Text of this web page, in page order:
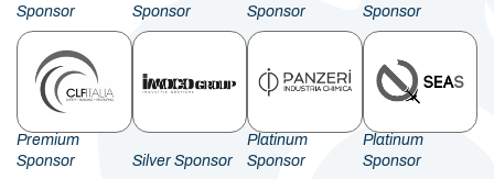
Sponsor
Sponsor
Sponsor
Sponsor
Premium
Sponsor
Silver Sponsor
Platinum
Sponsor
Platinum
Sponsor